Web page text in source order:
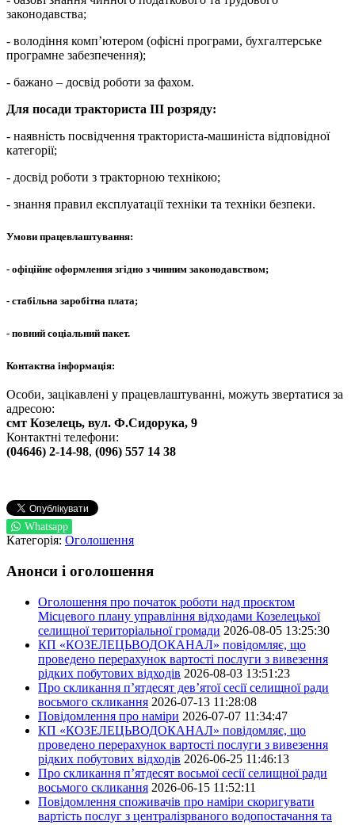
законодавства;
- володіння комп’ютером (офісні програми, бухгалтерське
програмне забезпечення);
- бажано – досвід роботи за фахом.
Для посади тракториста ІІІ розряду:
- наявність посвідчення тракториста-машиніста відповідної
категорії;
- досвід роботи з тракторною технікою;
- знання правил експлуатації техніки та техніки безпеки.
Умови працевлаштування:
- офіційне оформлення згідно з чинним законодавством;
- стабільна заробітна плата;
- повний соціальний пакет.
Контактна інформація:
Особи, зацікавлені у працевлаштуванні, можуть звертатися за
адресою:
смт Козелець, вул. Ф.Сидорука, 9
Контактні телефони:
(04646) 2-14-98, (096) 557 14 38
Whatsapp
Категорія: Оголошення
Анонси і оголошення
Оголошення про початок роботи над проєктом
Місцевого плану управління відходами Козелецької
селищної територіальної громади 2026-08-05 13:25:30
КП «КОЗЕЛЕЦЬВОДОКАНАЛ» повідомляє, що
проведено перерахунок вартості послуги з вивезення
рідких побутових відходів 2026-08-03 13:51:23
Про скликання п’ятдесят дев’ятої сесії селищної ради
восьмого скликання 2026-07-13 11:28:08
Повідомлення про наміри 2026-07-07 11:34:47
КП «КОЗЕЛЕЦЬВОДОКАНАЛ» повідомляє, що
проведено перерахунок вартості послуги з вивезення
рідких побутових відходів 2026-06-25 11:46:13
Про скликання п’ятдесят восьмої сесії селищної ради
восьмого скликання 2026-06-15 11:52:11
Повідомлення споживачів про наміри скоригувати
вартість послуг з централізрваного водопостачання та